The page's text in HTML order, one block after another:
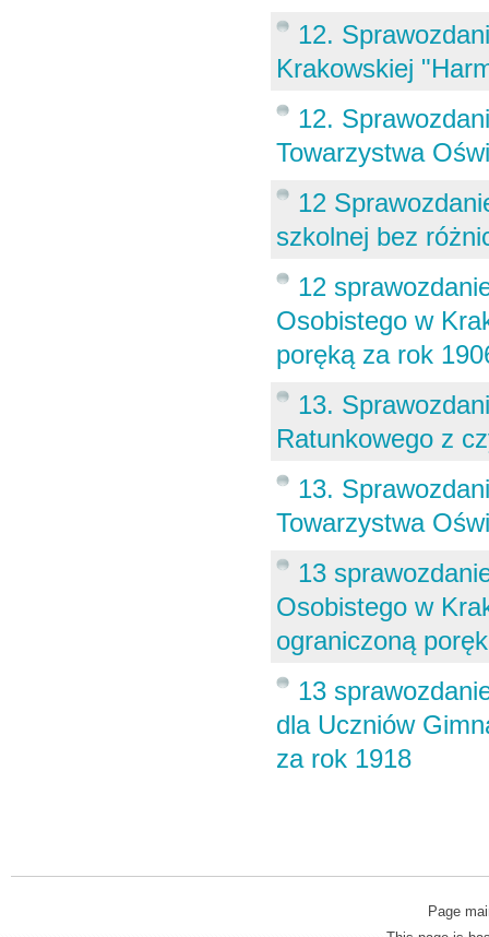
12.
Krakowskiej
12.
Towarzystwa
12
szkolnej bez
12
Osobistego w
poręką za rok
13.
Ratunkowego z
13.
Towarzystwa
13
Osobistego w
ograniczoną
13
dla Uczniów
za rok 1918
Page